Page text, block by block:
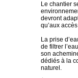
Le chantier
devront
qu’aux
La prise
de filtrer
son
dédiés à la
naturel.